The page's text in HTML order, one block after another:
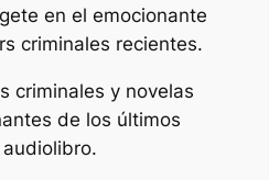
en el emocionante
criminales recientes.
criminales y novelas
de los últimos